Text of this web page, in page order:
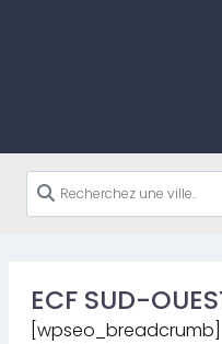
ECF SUD-
[wpseo_breadcrumb]